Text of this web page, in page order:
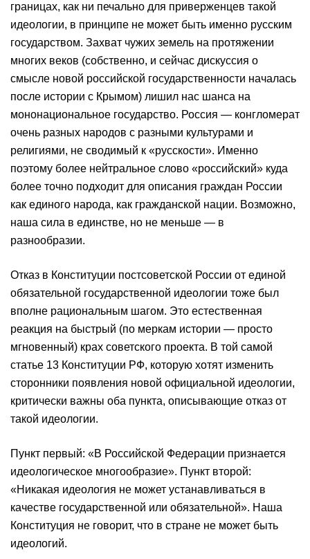
границах, как ни печально для приверженцев такой
идеологии, в принципе не может быть именно русским
государством. Захват чужих земель на протяжении
многих веков (собственно, и сейчас дискуссия о
смысле новой российской государственности началась
после истории с Крымом) лишил нас шанса на
мононациональное государство. Россия — конгломерат
очень разных народов с разными культурами и
религиями, не сводимый к «русскости». Именно
поэтому более нейтральное слово «российский» куда
более точно подходит для описания граждан России
как единого народа, как гражданской нации. Возможно,
наша сила в единстве, но не меньше — в
разнообразии.
Отказ в Конституции постсоветской России от единой
обязательной государственной идеологии тоже был
вполне рациональным шагом. Это естественная
реакция на быстрый (по меркам истории — просто
мгновенный) крах советского проекта. В той самой
статье 13 Конституции РФ, которую хотят изменить
сторонники появления новой официальной идеологии,
критически важны оба пункта, описывающие отказ от
такой идеологии.
Пункт первый: «В Российской Федерации признается
идеологическое многообразие». Пункт второй:
«Никакая идеология не может устанавливаться в
качестве государственной или обязательной». Наша
Конституция не говорит, что в стране не может быть
идеологий.